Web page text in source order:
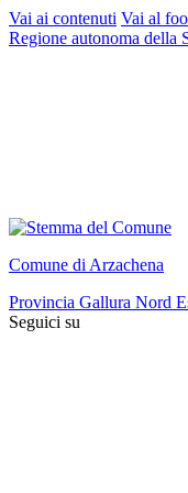
Vai ai contenuti Vai al
Regione autonoma della
Comune di Arzachena
Provincia Gallura Nord
Seguici su